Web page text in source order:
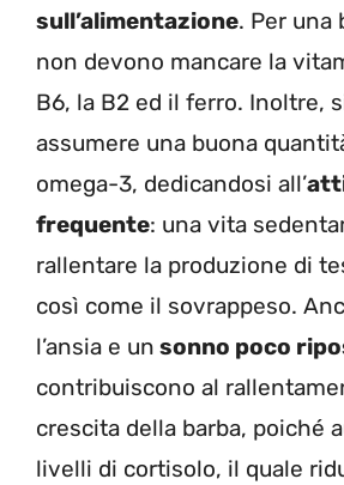
sull’alimentazione. Per una
non devono mancare la
B6, la B2 ed il ferro. Inoltre,
assumere una buona
omega-3, dedicandosi all’
frequente: una vita
rallentare la produzione di
così come il sovrappeso.
l’ansia e un sonno poco
contribuiscono al
crescita della barba, poiché
livelli di cortisolo, il quale